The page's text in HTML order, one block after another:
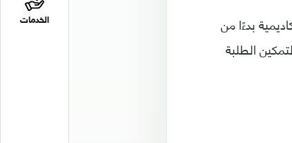
الخدمات
بدءًا من
الطلبة